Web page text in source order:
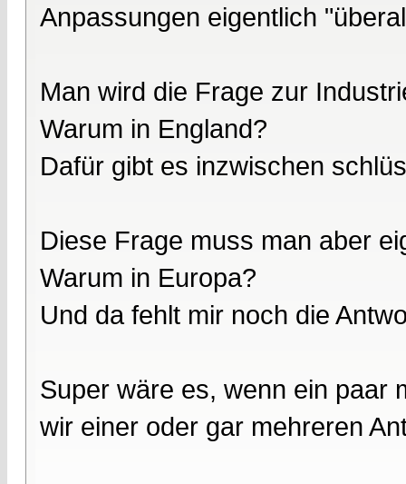
Anpassungen eigentlich
Man wird die Frage zur
Warum in England?
Dafür gibt es inzwischen
Diese Frage muss man aber
Warum in Europa?
Und da fehlt mir noch die
Super wäre es, wenn ein paar
wir einer oder gar mehreren